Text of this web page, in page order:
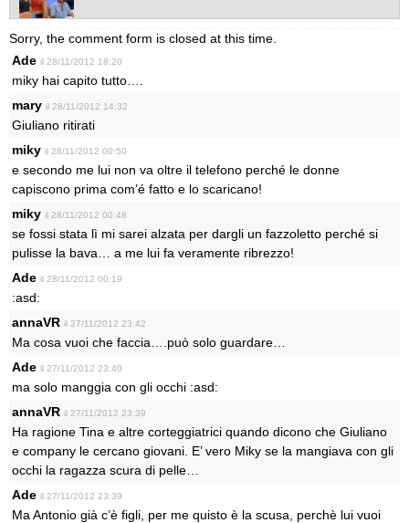
Sorry, the comment form is closed at this time.
Ade il 28/11/2012 18:20
miky hai capito tutto….
mary il 28/11/2012 14:32
Giuliano ritirati
miky il 28/11/2012 00:50
e secondo me lui non va oltre il telefono perché le donne
capiscono prima com’é fatto e lo scaricano!
miky il 28/11/2012 00:48
se fossi stata lì mi sarei alzata per dargli un fazzoletto perché si
pulisse la bava… a me lui fa veramente ribrezzo!
Ade il 28/11/2012 00:19
:asd:
annaVR il 27/11/2012 23:42
Ma cosa vuoi che faccia….può solo guardare…
Ade il 27/11/2012 23:40
ma solo manggia con gli occhi :asd:
annaVR il 27/11/2012 23:39
Ha ragione Tina e altre corteggiatrici quando dicono che Giuliano
e company le cercano giovani. E’ vero Miky se la mangiava con gli
occhi la ragazza scura di pelle…
Ade il 27/11/2012 23:39
Ma Antonio già c’è figli, per me quisto è la scusa, perchè lui vuoi